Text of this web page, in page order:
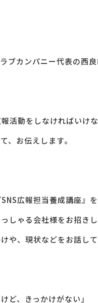
ブカンパニー代表の西
活動をしなければいけな
、お伝えします。
広報担当養成講座』
しゃる会社様をお招き
や、現状などをお話し
ど、きっかけがない」